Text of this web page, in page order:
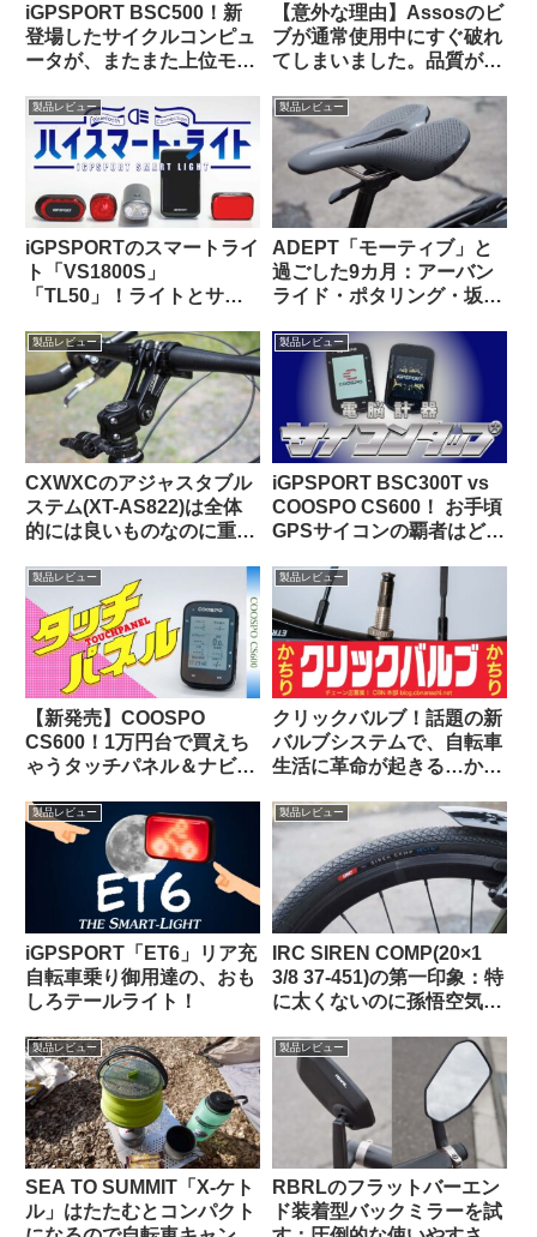
iGPSPORT BSC500！新
登場したサイクルコンピュ
ータが、またまた上位モデ
【意外な理由】Assosのビ
ブが通常使用中にすぐ破れ
てしまいました。品質が落
（海外掲示板から）
製品レビュー
iGPSPORTのスマートライ
ト「VS1800S」
「TL50」！ライトとサイ
揃えると、新しい扉が開く
かも！
製品レビュー
ADEPT「モーティブ」と
過ごした9カ月：アーバン
ライド・ポタリング・坂道
ノーズサドル
製品レビュー
CXWXCのアジャスタブル
ステム(XT-AS822)は全体
的には良いものなのに重大
も惜しい
製品レビュー
iGPSPORT BSC300T vs
COOSPO CS600！ お手頃
GPSサイコンの覇者はどっ
製品レビュー
【新発売】COOSPO
CS600！1万円台で買えち
ゃうタッチパネル＆ナビ対
タの実力って、どんな感
じ？
製品レビュー
クリックバルブ！話題の新
バルブシステムで、自転車
生活に革命が起きる…か
製品レビュー
iGPSPORT「ET6」リア充
自転車乗り御用達の、おも
しろテールライト！
製品レビュー
IRC SIREN COMP(20×1
3/8 37-451)の第一印象：特
に太くないのに孫悟空気分
（ガチ競技用の高級タイ
ヤ）【Tern Crest カスタマ
イズ】
製品レビュー
SEA TO SUMMIT「X-ケト
ル」はたたむとコンパクト
製品レビュー
RBRLのフラットバーエン
ド装着型バックミラーを試